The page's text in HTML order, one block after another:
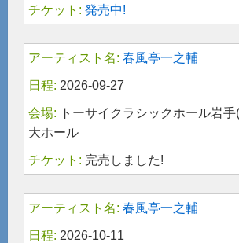
発売中!
春風亭一之輔
2026-09-27
トーサイクラシックホール岩
大ホール
完売しました!
春風亭一之輔
2026-10-11